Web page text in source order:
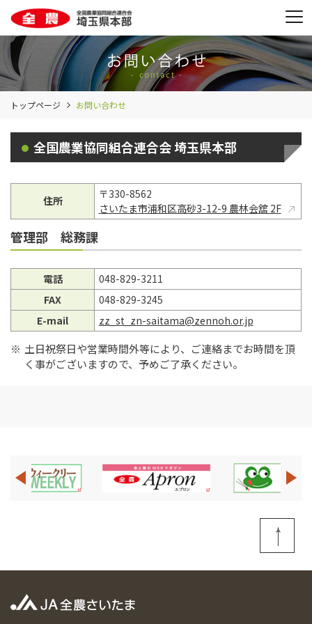
トップページ お問い合わせ
全国農業協同組合連合会 埼玉県本部
住所
〒330-8562
さいたま市浦和区高砂3-12-9 農林会舘 2F
管理部 総務課
電話
048-829-3211
FAX
048-829-3245
E-mail
zz_st_zn-saitama@zennoh.or.jp
土日祝祭日や営業時間外等により、ご連絡までお時間を頂
く事がございますので、予めご了承ください。